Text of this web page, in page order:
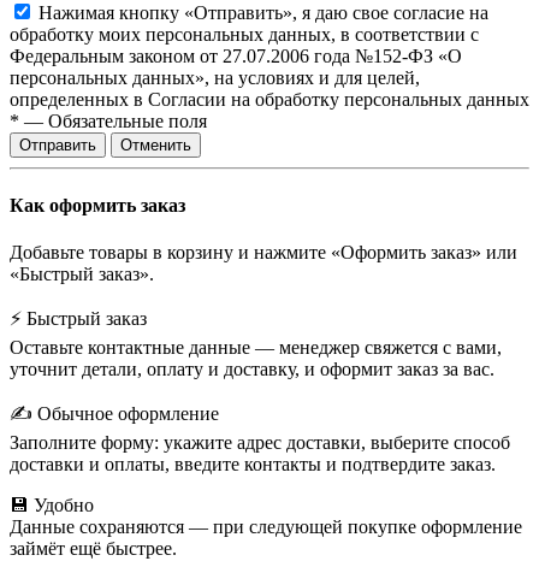
Нажимая кнопку «Отправить», я даю свое согласие на
обработку моих персональных данных, в соответствии с
Федеральным законом от 27.07.2006 года №152-ФЗ «О
персональных данных», на условиях и для целей,
определенных в Согласии на обработку персональных данных
* — Обязательные поля
Отправить Отменить
Как оформить заказ
Добавьте товары в корзину и нажмите «Оформить заказ» или
«Быстрый заказ».
⚡ Быстрый заказ
Оставьте контактные данные — менеджер свяжется с вами,
уточнит детали, оплату и доставку, и оформит заказ за вас.
✍️ Обычное оформление
Заполните форму: укажите адрес доставки, выберите способ
доставки и оплаты, введите контакты и подтвердите заказ.
💾 Удобно
Данные сохраняются — при следующей покупке оформление
займёт ещё быстрее.